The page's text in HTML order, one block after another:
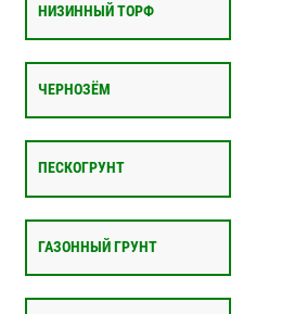
НИЗИННЫЙ ТОРФ
ЧЕРНОЗЁМ
ПЕСКОГРУНТ
ГАЗОННЫЙ ГРУНТ